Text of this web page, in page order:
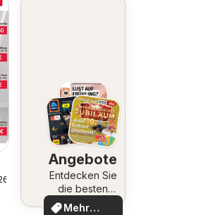
Angebote
Entdecken Sie
die besten
Angebote
Mehr